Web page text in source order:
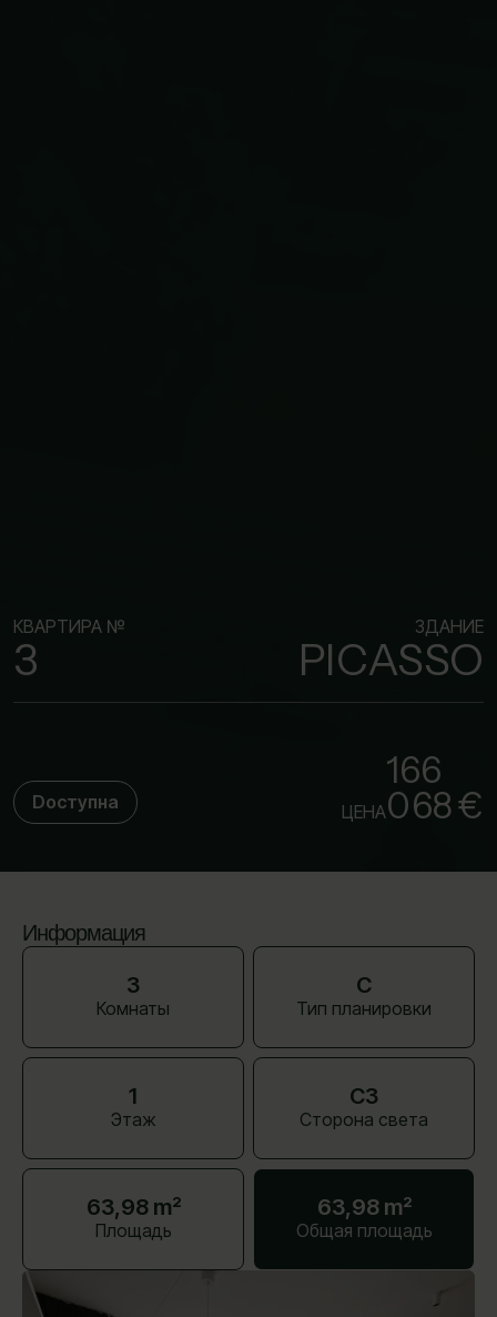
КВАРТИРА №
3
ЗДАНИЕ
PICASSO
Dоступна ЦЕНА
166
068 €
Информация
3
Комнаты
C
Тип планировки
1
Этаж
СЗ
Сторона света
63,98 m²
Площадь
63,98 m²
Общая площадь